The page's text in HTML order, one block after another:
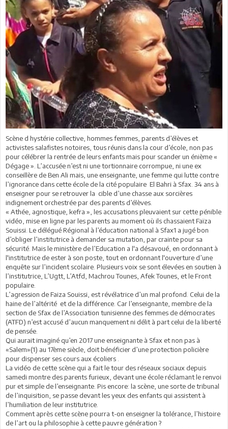
Scène d hystérie collective, hommes femmes, parents d’élèves et
activistes salafistes notoires, tous réunis dans la cour d’école, non pas
pour célébrer la rentrée de leurs enfants mais pour scander un énième «
Dégage ». L’accusée n’est ni une tortionnaire corrompue, ni une ex
conseillère de Ben Ali mais, une enseignante, une femme qui lutte contre
l’ignorance dans cette école de la cité populaire El Bahri à Sfax. 34 ans à
enseigner pour se retrouver la cible d’une chasse aux sorcières
indignement orchestrée par des parents d’élèves.
« Athée, agnostique, kefra », les accusations pleuvaient sur cette pénible
vidéo, mise en ligne par les parents au moment où ils chassaient Faïza
Souissi. Le délégué Régional à l’éducation national à Sfax1 a jugé bon
d’obliger l’institutrice à demander sa mutation, par crainte pour sa
sécurité. Mais le ministère de l’Education a l'a désavoué, en ordonnant à
l'institutrice de ester à son poste, tout en ordonnant l'ouverture d’une
enquête sur l’incident scolaire. Plusieurs voix se sont élevées en soutien à
l’institutrice, L’Ugtt, L’Atfd, Machrou Tounes, Afek Tounes, et le Front
populaire.
L’agression de Faiza Souissi, est révélatrice d’un mal profond. Celui de la
haine de l’altérité et de la différence. Car l’enseignante, membre de la
section de Sfax de l’Association tunisienne des femmes de démocrates
(ATFD) n’est accusé d’aucun manquement ni délit à part celui de la liberté
de pensée.
Qui aurait imaginé qu’en 2017 une enseignante à Sfax et non pas à
«Salem»(1) au 17ème siècle, doit bénéficier d’une protection policière
pour dispenser ses cours aux écoliers .
La vidéo de cette scène qui a fait le tour des réseaux sociaux depuis
samedi montre des parents furieux, devant une école réclamant le renvoi
pur et simple de l’enseignante. Pis encore: la scène, une sorte de tribunal
de l’inquisition, se passe devant les yeux des enfants qui assistent à
l’humiliation de leur institutrice.
Comment après cette scène pourra t-on enseigner la tolérance, l’histoire
de l’art ou la philosophie à cette pauvre génération ?